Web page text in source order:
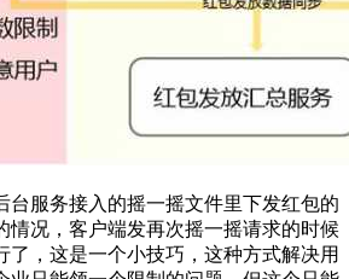
台服务接入的摇一摇文件里下发红包的
情况，客户端发再次摇一摇请求的时候
了，这是一个小技巧，这种方式解决用